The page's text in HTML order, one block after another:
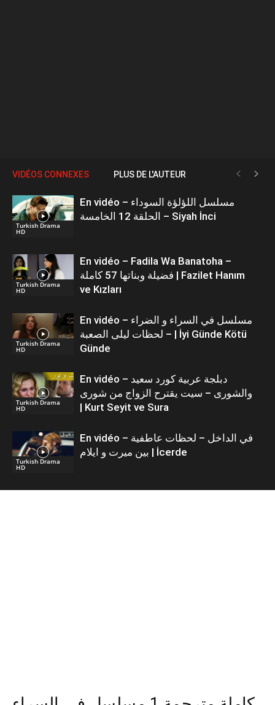
VIDÉOS CONNEXES PLUS DE L'AUTEUR
Turkish Drama
HD
En vidéo – مسلسل اللؤلؤة السوداء
الحلقة 12 الخامسة – Siyah İnci
Turkish Drama
HD
En vidéo – Fadila Wa Banatoha –
فضيلة وبناتها 57 كاملة | Fazilet Hanım
ve Kızları
Turkish Drama
HD
En vidéo – مسلسل في السراء و الضراء
– لحظات ليلى الصعبة | İyi Günde Kötü
Günde
Turkish Drama
HD
En vidéo – دبلجة عربية كورد سعيد
والشورى – سيت يقترح الزواج من شورى
| Kurt Seyit ve Sura
Turkish Drama
HD
En vidéo – في الداخل – لحظات عاطفية
بين ميرت و ايلام | İcerde